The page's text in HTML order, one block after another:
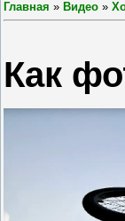
Главная » Видео »
Как